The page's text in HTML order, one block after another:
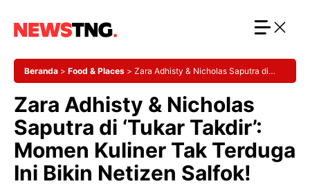
Beranda > Food & Places > Zara Adhisty & Nicholas Saputra di
Zara Adhisty & Nicholas
Saputra di ‘Tukar Takdir’:
Momen Kuliner Tak Terduga
Ini Bikin Netizen Salfok!